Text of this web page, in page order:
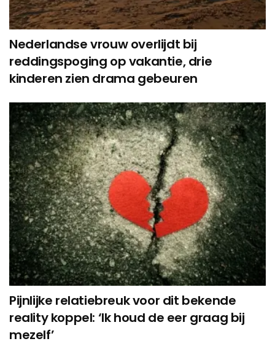
Nederlandse vrouw overlijdt bij
reddingspoging op vakantie, drie
kinderen zien drama gebeuren
Pijnlijke relatiebreuk voor dit bekende
reality koppel: ‘Ik houd de eer graag bij
mezelf’